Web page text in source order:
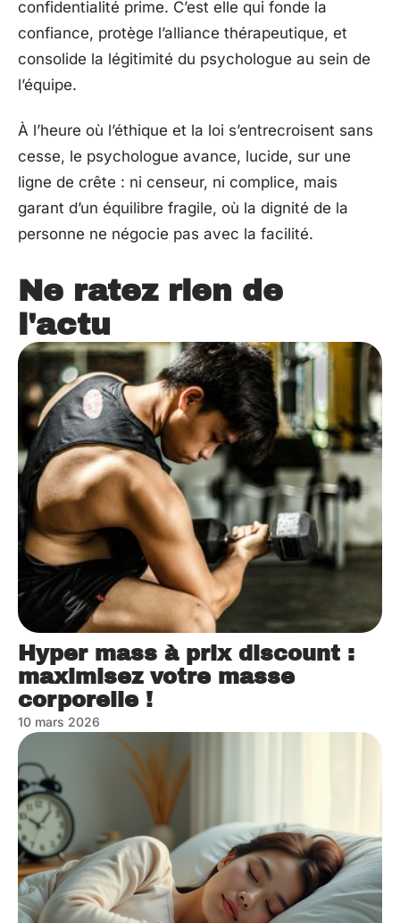
confidentialité prime. C’est elle qui fonde la
confiance, protège l’alliance thérapeutique, et
consolide la légitimité du psychologue au sein de
l’équipe.
À l’heure où l’éthique et la loi s’entrecroisent sans
cesse, le psychologue avance, lucide, sur une
ligne de crête : ni censeur, ni complice, mais
garant d’un équilibre fragile, où la dignité de la
personne ne négocie pas avec la facilité.
Ne ratez rien de
l'actu
Hyper mass à prix discount :
maximisez votre masse
corporelle !
10 mars 2026